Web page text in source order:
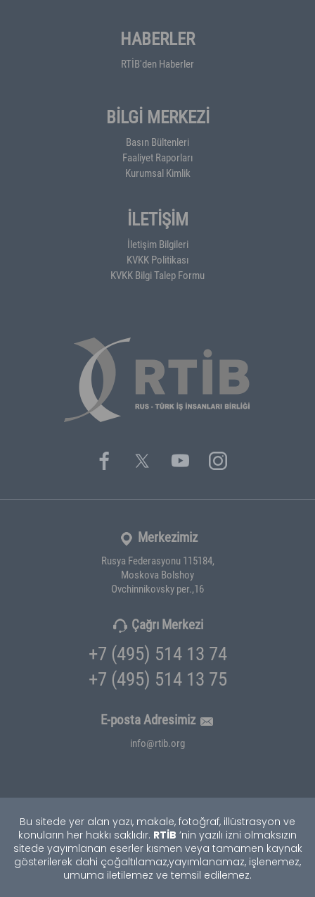
HABERLER
RTİB'den Haberler
BİLGİ MERKEZİ
Basın Bültenleri
Faaliyet Raporları
Kurumsal Kimlik
İLETİŞİM
İletişim Bilgileri
KVKK Politikası
KVKK Bilgi Talep Formu
Merkezimiz
Rusya Federasyonu 115184,
Moskova Bolshoy
Ovchinnikovsky per.,16
Çağrı Merkezi
+7 (495) 514 13 74
+7 (495) 514 13 75
E-posta Adresimiz
info@rtib.org
Bu sitede yer alan yazı, makale, fotoğraf, illüstrasyon ve
konuların her hakkı saklıdır. RTİB ’nin yazılı izni olmaksızın
sitede yayımlanan eserler kısmen veya tamamen kaynak
gösterilerek dahi çoğaltılamaz,yayımlanamaz, işlenemez,
umuma iletilemez ve temsil edilemez.